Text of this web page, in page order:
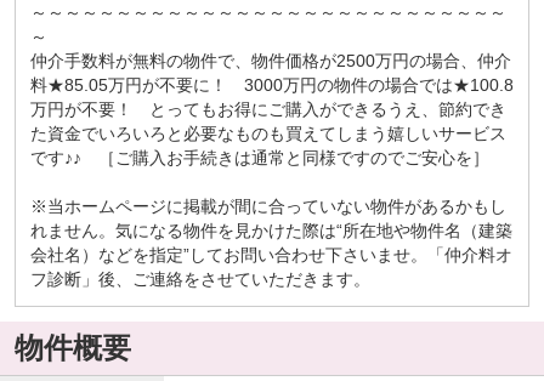
～～～～～～～～～～～～～～～～～～～～～～～～～～～～
～
仲介手数料が無料の物件で、物件価格が2500万円の場合、仲介
料★85.05万円が不要に！ 3000万円の物件の場合では★100.8
万円が不要！ とってもお得にご購入ができるうえ、節約でき
た資金でいろいろと必要なものも買えてしまう嬉しいサービス
です♪♪ ［ご購入お手続きは通常と同様ですのでご安心を］
※当ホームページに掲載が間に合っていない物件があるかもし
れません。気になる物件を見かけた際は“所在地や物件名（建築
会社名）などを指定”してお問い合わせ下さいませ。「仲介料オ
フ診断」後、ご連絡をさせていただきます。
物件概要